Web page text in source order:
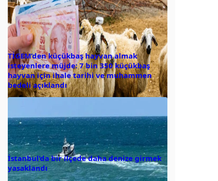
TİGEM’den küçükbaş hayvan almak
isteyenlere müjde: 7 bin 350 küçükbaş
hayvan için ihale tarihi ve muhammen
bedeli açıklandı
İstanbul’da bir ilçede daha denize girmek
yasaklandı